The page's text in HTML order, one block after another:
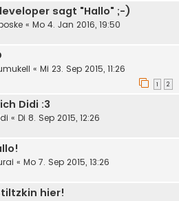
sagt "Hallo" ;-)
« Mo 4. Jan 2016, 19:50
« Mi 23. Sep 2015, 11:26
1 2
Didi :3
« Di 8. Sep 2015, 12:26
« Mo 7. Sep 2015, 13:26
hier!